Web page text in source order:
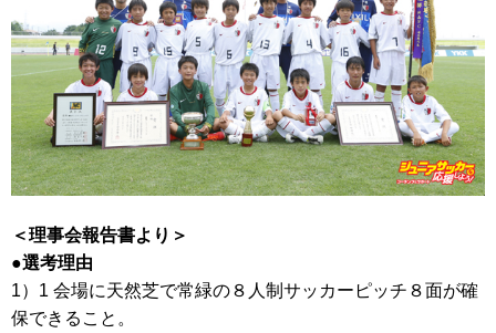
＜理事会報告書より＞
●選考理由
1）1 会場に天然芝で常緑の８人制サッカーピッチ８面が確
保できること。